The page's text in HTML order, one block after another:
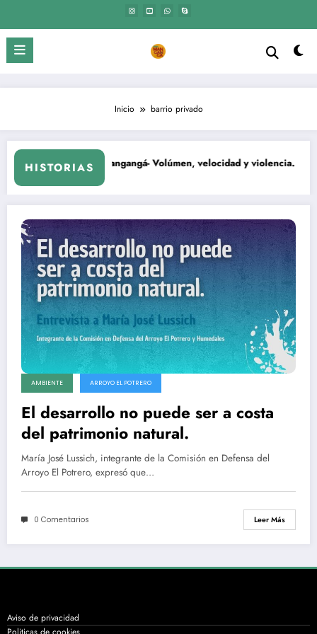
contenido
Inicio barrio privado
HISTORIAS
El Mangangá- Volúmen, velocidad y violencia.
AMBIENTE ARROYO EL POTRERO
El desarrollo no puede ser a costa
del patrimonio natural.
María José Lussich, integrante de la Comisión en Defensa del
Arroyo El Potrero, expresó que…
0 Comentarios Leer Más
Aviso de privacidad